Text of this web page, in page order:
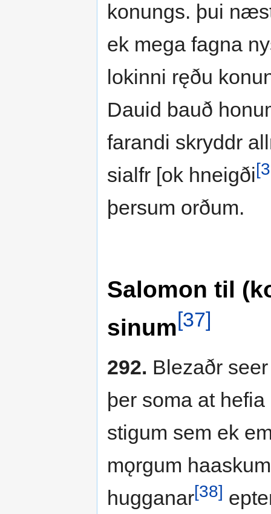
konungs. þui
ek mega fagna
lokinni ręðu
Dauid bauð
farandi skryddr
sialfr [ok hneigði
þersum orðum.
Salomon til
sinum[37]
292. Blezaðr
þer soma at
stigum sem ek
mǫrgum
hugganar[38]